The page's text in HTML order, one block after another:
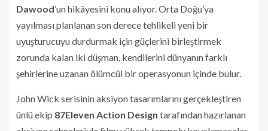
Dawood’un hikâyesini konu alıyor. Orta Doğu’ya
yayılması planlanan son derece tehlikeli yeni bir
uyuşturucuyu durdurmak için güçlerini birleştirmek
zorunda kalan iki düşman, kendilerini dünyanın farklı
şehirlerine uzanan ölümcül bir operasyonun içinde bulur.
John Wick serisinin aksiyon tasarımlarını gerçekleştiren
ünlü ekip 87Eleven Action Design tarafından hazırlanan